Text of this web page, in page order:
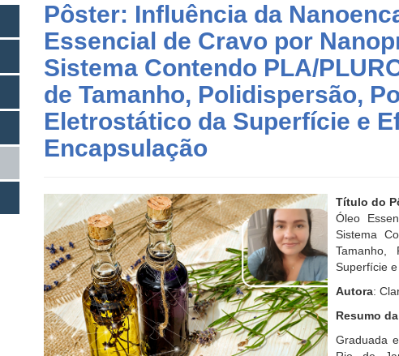
Pôster: Influência da
Essencial de Cravo por
Sistema Contendo PLA/
de Tamanho, Polidispersão,
Eletrostático da Superfície e
Encapsulação
Título do
Óleo
Sistema
Tamanho,
Superfície
Autora:
Resumo
Graduada